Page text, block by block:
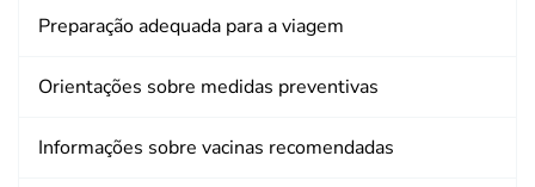
Preparação adequada para a viagem
Orientações sobre medidas preventivas
Informações sobre vacinas recomendadas